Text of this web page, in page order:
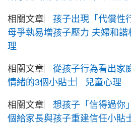
相關文章︳ 孩子出現「代償性
母爭執易增孩子壓力 夫婦和
理
相關文章︳ 從孩子行為看出家
情緒的3個小貼士︳兒童心理
相關文章︳ 想孩子「信得過你
個給家長與孩子重建信任小貼